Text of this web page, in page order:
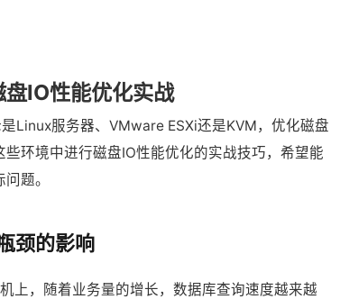
IO性能优化实战
Linux服务器、VMware ESXi还是KVM，优化磁盘
环境中进行磁盘IO性能优化的实战技巧，希望能
题。
颈的影响
上，随着业务量的增长，数据库查询速度越来越